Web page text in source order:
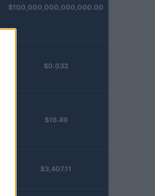
$100,000,000,000,000.00
$0.032
$16.49
$3,407.11